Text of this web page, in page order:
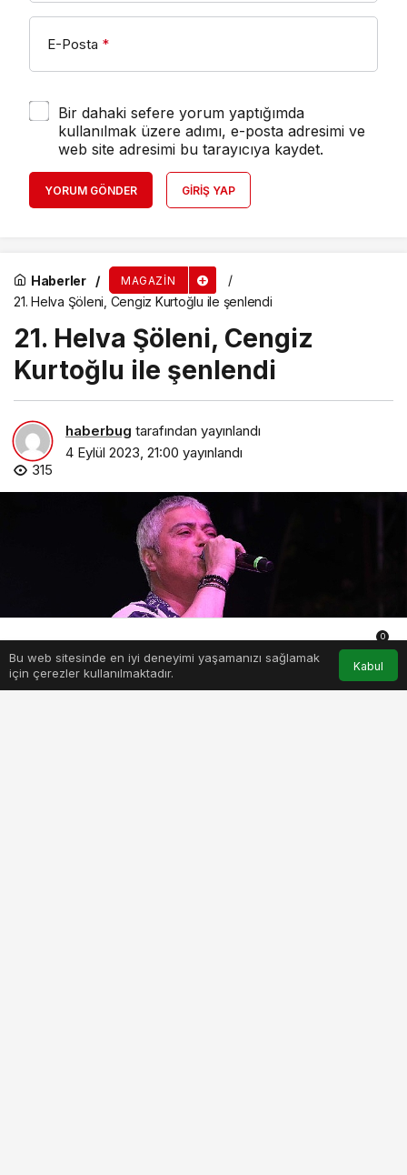
E-Posta *
Bir dahaki sefere yorum yaptığımda
kullanılmak üzere adımı, e-posta adresimi ve
web site adresimi bu tarayıcıya kaydet.
YORUM GÖNDER GIRIŞ YAP
Haberler MAGAZIN
21. Helva Şöleni, Cengiz Kurtoğlu ile şenlendi
21. Helva Şöleni, Cengiz
Kurtoğlu ile şenlendi
haberbug tarafından yayınlandı
4 Eylül 2023, 21:00 yayınlandı
315
Bu web sitesinde en iyi deneyimi yaşamanızı sağlamak
için çerezler kullanılmaktadır.
Kabul
Anasayfa Akış Hesabım Bildirimler
0